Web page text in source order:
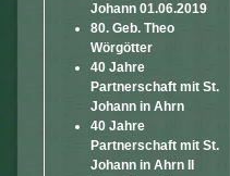
Johann 01.06.2019
80. Geb. Theo
Wörgötter
40 Jahre
Partnerschaft mit St.
Johann in Ahrn
40 Jahre
Partnerschaft mit St.
Johann in Ahrn II